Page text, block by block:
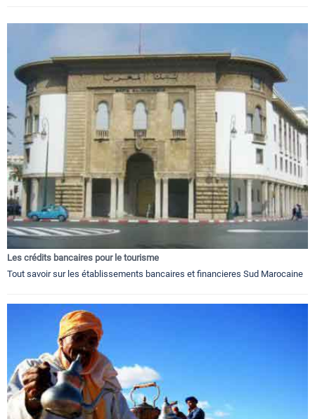
Les crédits bancaires pour le tourisme
Tout savoir sur les établissements bancaires et financieres Sud Marocaine